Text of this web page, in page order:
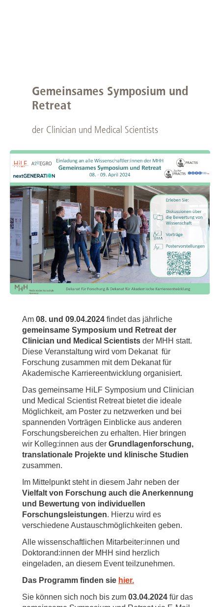
Gemeinsames Symposium und
Retreat
der Clinician und Medical Scientists
Am 08. und 09.04.2024 findet das jährliche
gemeinsame Symposium und Retreat der
Clinician und Medical Scientists der MHH statt.
Diese Veranstaltung wird vom Dekanat für
Forschung zusammen mit dem Dekanat für
Akademische Karriereentwicklung organisiert.
Das gemeinsame HiLF Symposium und Clinician
und Medical Scientist Retreat bietet die ideale
Möglichkeit, am Poster zu netzwerken und bei
spannenden Vorträgen Einblicke aus anderen
Forschungsbereichen zu erhalten. Hier bringen
wir Kolleg:innen aus der Grundlagenforschung,
translationale Projekte und klinische Studien
zusammen.
Im Mittelpunkt steht in diesem Jahr neben der
Vielfalt von Forschung auch die Anerkennung
und Bewertung von individuellen
Forschungsleistungen. Hierzu wird es
verschiedene Austauschmöglichkeiten geben.
Alle wissenschaftlichen Mitarbeiter:innen und
Doktorand:innen der MHH sind herzlich
eingeladen, an diesem Event teilzunehmen.
Das Programm finden sie hier.
Sie können sich noch bis zum 03.04.2024 für das